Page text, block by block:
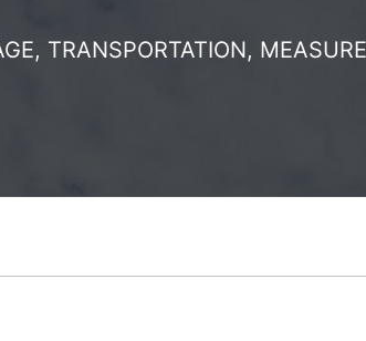
TRANSPORTATION,